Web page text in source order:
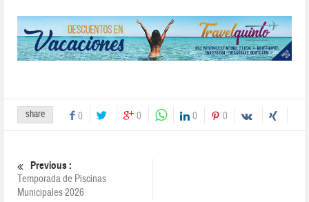
share 0 0 0 0
Previous :
Temporada de Piscinas
Municipales 2026